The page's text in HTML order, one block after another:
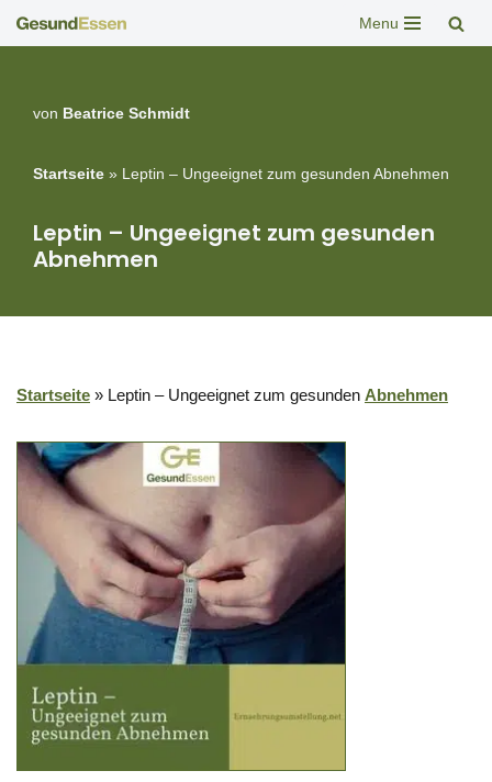
springen
Menu
von Beatrice Schmidt
Startseite » Leptin – Ungeeignet zum gesunden Abnehmen
Leptin – Ungeeignet zum gesunden
Abnehmen
Startseite » Leptin – Ungeeignet zum gesunden Abnehmen